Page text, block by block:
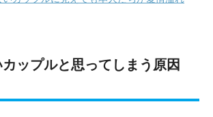
ップルと思ってしまう原因